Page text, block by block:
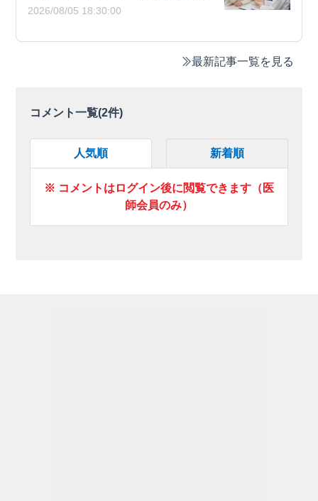
2026/08/05 18:30:00
最新記事一覧を見る
コメント一覧(2件)
人気順 新着順
※ コメントはログイン後に閲覧できます（医
師会員のみ）